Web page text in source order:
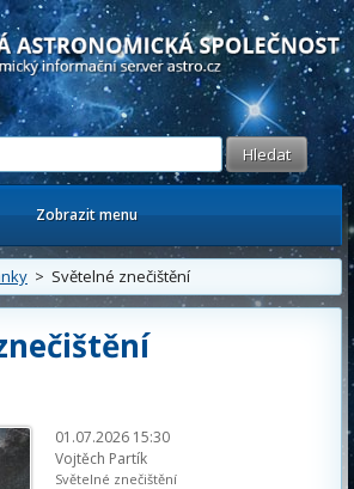
- Informační astronomický server
Zobrazit menu
> Světelné znečištění
01.07.2026 15:30
Vojtěch Partík
Světelné znečištění